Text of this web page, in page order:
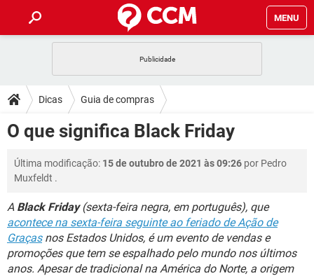
MENU
CELULAR
OUTLOOK EXCEL
GUIA DE COMPRAS
DICAS
JOGOS
CELULAR FACEBOOK
OUTLOOK EXCEL
GUIA DE COMPRAS
DOWNLOADS
CELULAR
INSTAGRAM GMAIL
GUIA DE COMPRAS
FÓRUM
CELULAR FACEBOOK
OUTLOOK EXCEL
INSTAGRAM GMAIL
JOGOS WHATSAPP
CELULAR FACEBOOK
OUTLOOK EXCEL
Dicas Guia de compras
O que significa Black Friday
Última modificação: 15 de outubro de 2021 às 09:26 por Pedro
Muxfeldt .
A Black Friday(sexta-feira negra, em português), que
acontece na sexta-feira seguinte ao feriado de Ação de
Graçasnos Estados Unidos, é um evento de vendas e
promoções que tem se espalhado pelo mundo nos últimos
anos. Apesar de tradicional na América do Norte, a origem